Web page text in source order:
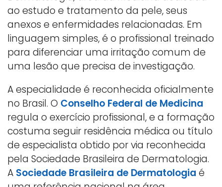
ao estudo e tratamento da pele, seus
anexos e enfermidades relacionadas. Em
linguagem simples, é o profissional treinado
para diferenciar uma irritação comum de
uma lesão que precisa de investigação.
A especialidade é reconhecida oficialmente
no Brasil. O Conselho Federal de Medicina
regula o exercício profissional, e a formação
costuma seguir residência médica ou título
de especialista obtido por via reconhecida
pela Sociedade Brasileira de Dermatologia.
A Sociedade Brasileira de Dermatologia é